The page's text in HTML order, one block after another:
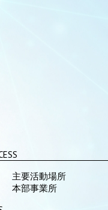
主要活動場所
本部事業所